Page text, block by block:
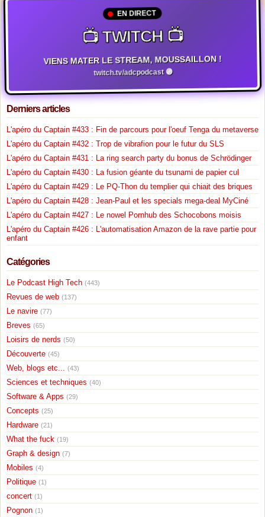
EN DIRECT
📺 TWITCH 📺
VIENS MATER LE STREAM, MOUSSAILLON !
twitch.tv/adcpodcast 🟣
Derniers articles
L'apéro du Captain #433 : Fin de parcours pour l'oeuf Tenga du metaverse
L'apéro du Captain #432 : Trop de vibrafion pour le futur du SLS
L'apéro du Captain #431 : La ring search party du bonus de Schrödinger
L'apéro du Captain #430 : La fusion géante du tsunami de papier cul
L'apéro du Captain #429 : Le PQ-Thon du templier qui chiait des briques
L'apéro du Captain #428 : Jean-Paul et les specials mega-deal MyCiné
L'apéro du Captain #427 : Le nowel Pornhub des Schocobons moisis
L'apéro du Captain #426 : L'automatisation Amazon de la rave partie pour
enfant
Catégories
Le Podcast High Tech (443)
Revues de web (137)
Le navire (77)
Breves (65)
Loisirs de nerds (50)
Découverte (45)
Web, blogs etc... (43)
Sciences et techniques (40)
Software & Apps (29)
Concepts (25)
Hardware (21)
What the fuck (19)
Graph & design (7)
Mobiles (4)
Politique (1)
concert (1)
Pognon (1)